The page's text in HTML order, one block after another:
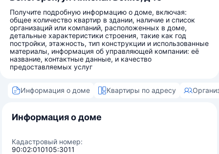
Получите подробную информацию о доме, включая:
общее количество квартир в здании, наличие и список
организаций или компаний, расположенных в доме,
детальные характеристики строения, такие как год
постройки, этажность, тип конструкции и использованные
материалы, информация об управляющей компании: её
название, контактные данные, и качество
предоставляемых услуг
Информация о доме Квартиры по адресу
Информация о доме
Кадастровый номер:
90:02:010105:3011